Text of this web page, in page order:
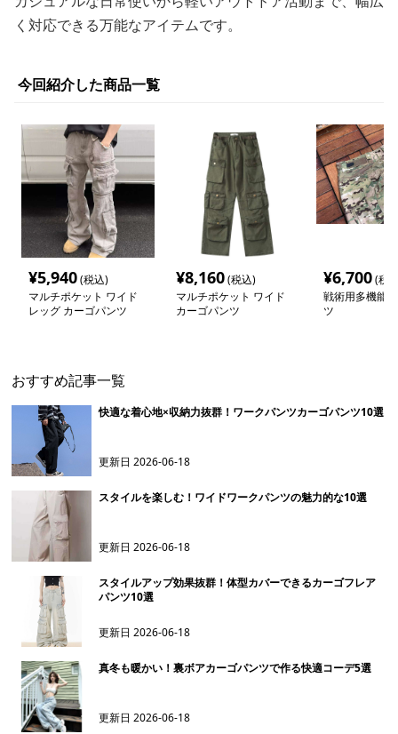
く対応できる万能なアイテムです。
今回紹介した商品一覧
¥5,940(税込)
マルチポケット ワイド
レッグ カーゴパンツ
¥8,160(税込)
マルチポケット ワイド
カーゴパンツ
¥6,700(税
戦術用多機能
ツ
おすすめ記事一覧
快適な着心地×収納力抜群！ワークパンツカーゴパンツ10選
更新日2026-06-18
スタイルを楽しむ！ワイドワークパンツの魅力的な10選
更新日2026-06-18
スタイルアップ効果抜群！体型カバーできるカーゴフレア
パンツ10選
更新日2026-06-18
真冬も暖かい！裏ボアカーゴパンツで作る快適コーデ5選
更新日2026-06-18